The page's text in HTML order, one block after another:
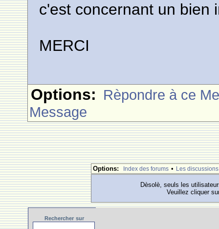
c'est concernant un bien
MERCI
Options: Rèpondre à ce
Message
Options: Index des forums • Les discussions
Dèsolè, seuls les
Veuillez cliquer
Rechercher sur